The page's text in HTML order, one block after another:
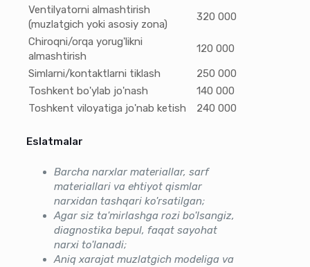
Ventilyatorni almashtirish
(muzlatgich yoki asosiy zona)
320 000
Chiroqni/orqa yorug'likni
almashtirish
120 000
Simlarni/kontaktlarni tiklash
250 000
Toshkent bo'ylab jo'nash
140 000
Toshkent viloyatiga jo'nab ketish
240 000
Eslatmalar
Barcha narxlar materiallar, sarf
materiallari va ehtiyot qismlar
narxidan tashqari ko'rsatilgan;
Agar siz ta'mirlashga rozi bo'lsangiz,
diagnostika bepul, faqat sayohat
narxi to'lanadi;
Aniq xarajat muzlatgich modeliga va